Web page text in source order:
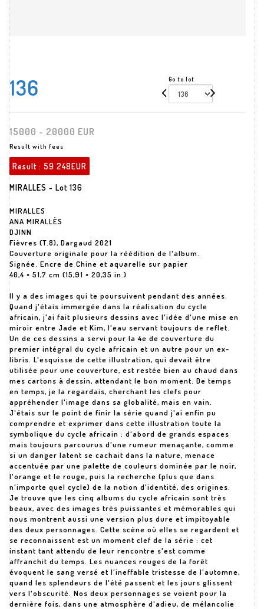
136 Go to lot
15000 - 20000 EUR
Result with fees
Result : 59 248EUR
MIRALLES - Lot 136
MIRALLES
ANA MIRALLÈS
DJINN
Fièvres (T.8), Dargaud 2021
Couverture originale pour la réédition de l'album.
Signée. Encre de Chine et aquarelle sur papier
40,4 × 51,7 cm (15,91 × 20,35 in.)
Il y a des images qui te poursuivent pendant des années.
Quand j'étais immergée dans la réalisation du cycle
africain, j'ai fait plusieurs dessins avec l'idée d'une mise en
miroir entre Jade et Kim, l'eau servant toujours de reflet.
Un de ces dessins a servi pour la 4e de couverture du
premier intégral du cycle africain et un autre pour un ex-
libris. L'esquisse de cette illustration, qui devait être
utilisée pour une couverture, est restée bien au chaud dans
mes cartons à dessin, attendant le bon moment. De temps
en temps, je la regardais, cherchant les clefs pour
appréhender l'image dans sa globalité, mais en vain.
J'étais sur le point de finir la série quand j'ai enfin pu
comprendre et exprimer dans cette illustration toute la
symbolique du cycle africain : d'abord de grands espaces
mais toujours parcourus d'une rumeur menaçante, comme
si un danger latent se cachait dans la nature, menace
accentuée par une palette de couleurs dominée par le noir,
l'orange et le rouge, puis la recherche (plus que dans
n'importe quel cycle) de la notion d'identité, des origines.
Je trouve que les cinq albums du cycle africain sont très
beaux, avec des images très puissantes et mémorables qui
nous montrent aussi une version plus dure et impitoyable
des deux personnages. Cette scène où elles se regardent et
se reconnaissent est un moment clef de la série : cet
instant tant attendu de leur rencontre s'est comme
affranchit du temps. Les nuances rouges de la forêt
évoquent le sang versé et l'ineffable tristesse de l'automne,
quand les splendeurs de l'été passent et les jours glissent
vers l'obscurité. Nos deux personnages se voient pour la
dernière fois, dans une atmosphère d'adieu, de mélancolie